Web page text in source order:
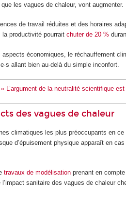
les vagues de chaleur, vont augmenter.
de travail réduites et des horaires
la productivité pourraitchuter de 20 %
aspects économiques, le réchauffement
allant bien au-delà du simple inconfort.
« L’argument de la neutralité scientifique
des vagues de chaleur
climatiques les plus préoccupants en
d’épuisement physique apparaît en
travaux de modélisation prenant en
l’impact sanitaire des vagues de chaleur